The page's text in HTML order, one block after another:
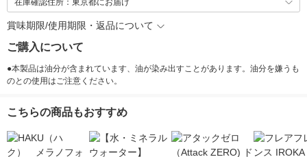
在庫確認住所：東京都にお届け
賞味期限/使用期限・返品について
ご購入について
●本製品は油分が含まれています、油が染み出すことがあります。油分を嫌うも
のとの使用はご注意ください。
こちらの商品もおすすめ